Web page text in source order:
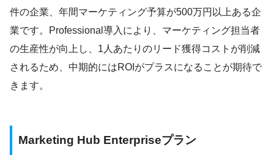
件の企業、年間マーケティング予算が500万円以上ある企
業です。Professional導入により、マーケティング担当者
の生産性が向上し、1人あたりのリード獲得コストが削減
されるため、中期的にはROIがプラスになることが期待で
きます。
Marketing Hub Enterpriseプラン